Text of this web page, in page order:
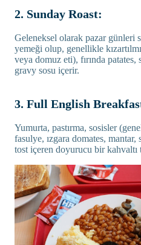
2. Sunday Roast:
Geleneksel olarak pazar günleri
yemeği olup, genellikle
veya domuz eti), fırında
gravy sosu içerir.
3. Full English
Yumurta, pastırma, sosisler
fasulye, ızgara domates,
tost içeren doyurucu bir kahvaltı